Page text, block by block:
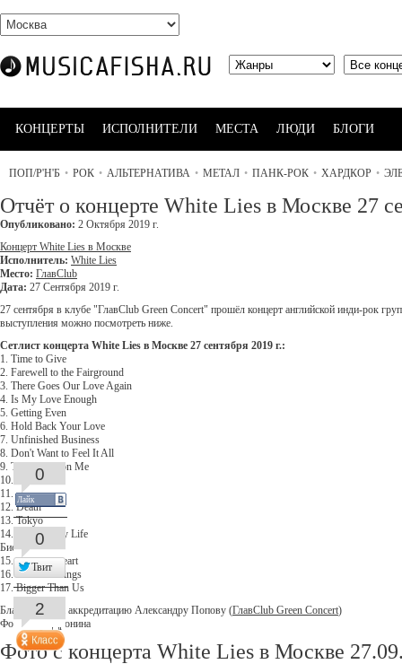
КОНЦЕРТЫ ИСПОЛНИТЕЛИ МЕСТА ЛЮДИ БЛОГИ
ПОП/Р'Н'Б • РОК • АЛЬТЕРНАТИВА • МЕТАЛ • ПАНК-РОК • ХАРДКОР •
Отчёт о концерте White Lies в Москве 27
Опубликовано: 2 Октября 2019 г.
Концерт White Lies в Москве
Исполнитель: White Lies
Место: ГлавClub
Дата: 27 Сентября 2019 г.
27 сентября в клубе "ГлавClub Green Concert" прошёл концерт английской инди-рок
выступления можно посмотреть ниже.
Сетлист концерта White Lies в Москве 27 сентября 2019 г.:
1. Time to Give
2. Farewell to the Fairground
3. There Goes Our Love Again
4. Is My Love Enough
5. Getting Even
6. Hold Back Your Love
7. Unfinished Business
8. Don't Want to Feel It All
9. Take It Out on Me
10. Big TV
11. Kick Me
12. Death
13. Tokyo
14. To Lose My Life
Бис:
15. Hurt my Heart
16. Fire and Wings
17. Bigger Than Us
Благодарим за аккредитацию Александру Попову (ГлавClub Green Concert)
Фото - Яна Дронина
Фото с концерта White Lies в Москве
0
Лайк
0
Твит
2